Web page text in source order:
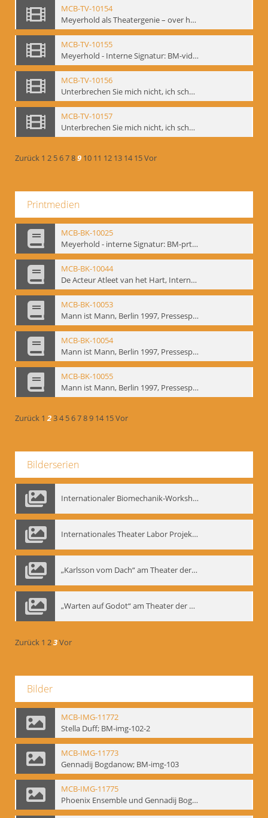
MCB-TV-10154
Meyerhold als Theatergenie – over het mechanik van de acteursexpressie, Ausschnitt 5 - Interne Signatur: BM-vid-108_A5
MCB-TV-10155
Meyerhold - Interne Signatur: BM-vid-116
MCB-TV-10156
Unterbrechen Sie mich nicht, ich schweige!, Berlin 2006 - Interne Signatur: BM-vid-126
MCB-TV-10157
Unterbrechen Sie mich nicht, ich schweige!, Berlin 2006 - Interne Signatur: BM-vid-127
Zurück 1 2 56789 10 11 12 13 14 15Vor
Printmedien
MCB-BK-10025
Meyerhold - interne Signatur: BM-prt-233
MCB-BK-10044
De Acteur Atleet van het Hart, Internationale Konferenz, Gent, 17.11.2004 - interne Signatur: BM-prt-253
MCB-BK-10053
Mann ist Mann, Berlin 1997, Pressespiegel - interne Signatur: BM-prt-262-1
MCB-BK-10054
Mann ist Mann, Berlin 1997, Pressespiegel - interne Signatur: BM-prt-262-2
MCB-BK-10055
Mann ist Mann, Berlin 1997, Pressespiegel - interne Signatur: BM-prt-262-3
Zurück 1 234 56789 14 15Vor
Bilderserien
Internationaler Biomechanik-Workshop, Moskau 1993
Internationales Theater Labor Projekt: Play Don Juan
„Karlsson vom Dach“ am Theater der Satire, Moskau 1985
„Warten auf Godot“ am Theater der Saire, Moskau 1980er
Zurück 1 23Vor
Bilder
MCB-IMG-11772
Stella Duff; BM-img-102-2
MCB-IMG-11773
Gennadij Bogdanow; BM-img-103
MCB-IMG-11775
Phoenix Ensemble und Gennadij Bogdanow; BM-img-105-1